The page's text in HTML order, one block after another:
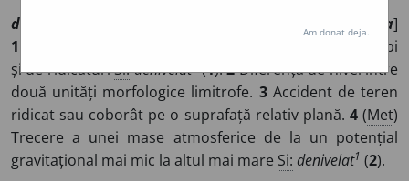
denivel denivela]
1 Pierdere a netezimii, a nivelării prin formarea de gropi
și de ridicăturiSi: denivelat (1).2Diferență de nivel între
două unități morfologice limitrofe. 3Accident de teren
ridicat sau coborât pe o suprafață relativ plană. 4(Met)
Trecere a unei mase atmosferice de la un potențial
gravitațional mai mic la altul mai mare Si: denivelat1 (2).
Am donat deja.